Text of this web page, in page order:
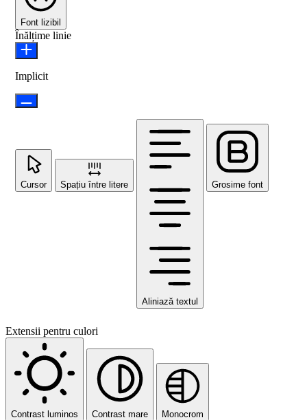
Font lizibil
Înălțime linie
Implicit
Cursor Spațiu între litere
Aliniază textul
Grosime font
Extensii pentru culori
Contrast luminos Contrast mare Monocrom